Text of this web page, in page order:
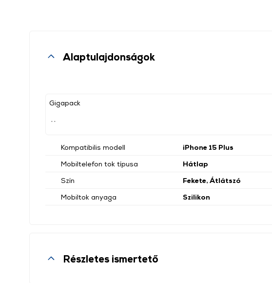
Alaptulajdonságok
Gigapack
Kompatibilis modell
iPhone 15 Plus
Mobiltelefon tok típusa
Hátlap
Szín
Fekete, Átlátszó
Mobiltok anyaga
Szilikon
Részletes ismertető